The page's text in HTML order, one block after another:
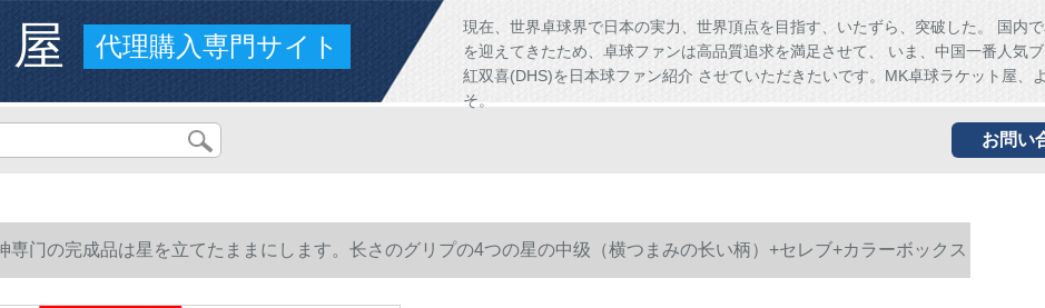
屋 代理購入専門サイト
現在、世界卓球界で日本の実力、世界頂点を目指す、いたずら、突破した。 国内
を迎えてきたため、卓球ファンは高品質追求を満足させて、 いま、中国一番人気
紅双喜(DHS)を日本球ファン紹介 させていただきたいです。MK卓球ラケット屋、
そ。
お問い
専门の完成品は星を立てたままにします。长さのグリプの4つの星の中级（横つまみの长い柄）+セレブ+カラーボックス